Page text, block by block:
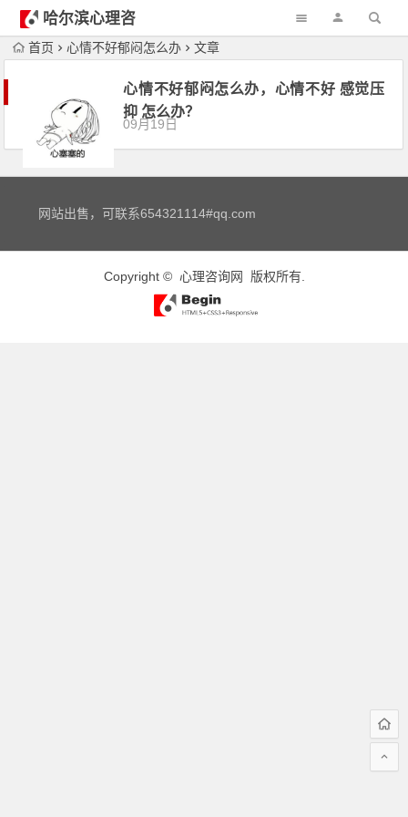
哈尔滨心理咨
询首页 心情不好郁闷怎么办 文章
心情不好郁闷怎么办，心情不好 感觉压
抑 怎么办？
09月19日
网站出售，可联系654321114#qq.com
Copyright © 心理咨询网 版权所有.